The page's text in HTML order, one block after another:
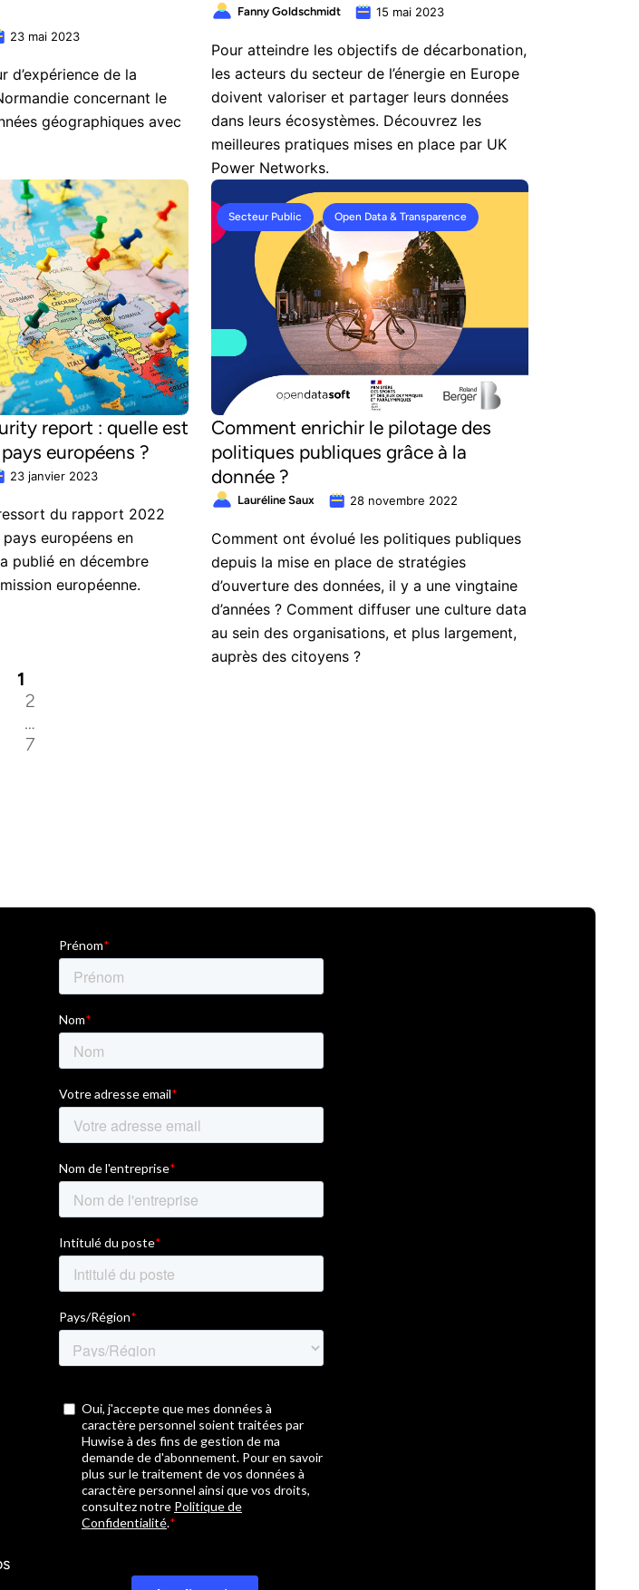
23 mai 2023
d’expérience de la
concernant le
géographiques avec
Fanny Goldschmidt 15 mai 2023
Pour atteindre les objectifs de décarbonation,
les acteurs du secteur de l’énergie en Europe
doivent valoriser et partager leurs données
dans leurs écosystèmes. Découvrez les
meilleures pratiques mises en place par UK
Power Networks.
report : quelle est
européens ?
23 janvier 2023
du rapport 2022
européens en
publié en décembre
européenne.
Secteur Public Open Data & Transparence
Comment enrichir le pilotage des
politiques publiques grâce à la
donnée ?
Lauréline Saux 28 novembre 2022
Comment ont évolué les politiques publiques
depuis la mise en place de stratégies
d’ouverture des données, il y a une vingtaine
d’années ? Comment diffuser une culture data
au sein des organisations, et plus largement,
auprès des citoyens ?
1
2
…
7